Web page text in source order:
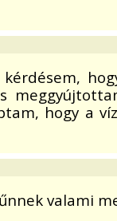
kérdésem,
hogy a
valami